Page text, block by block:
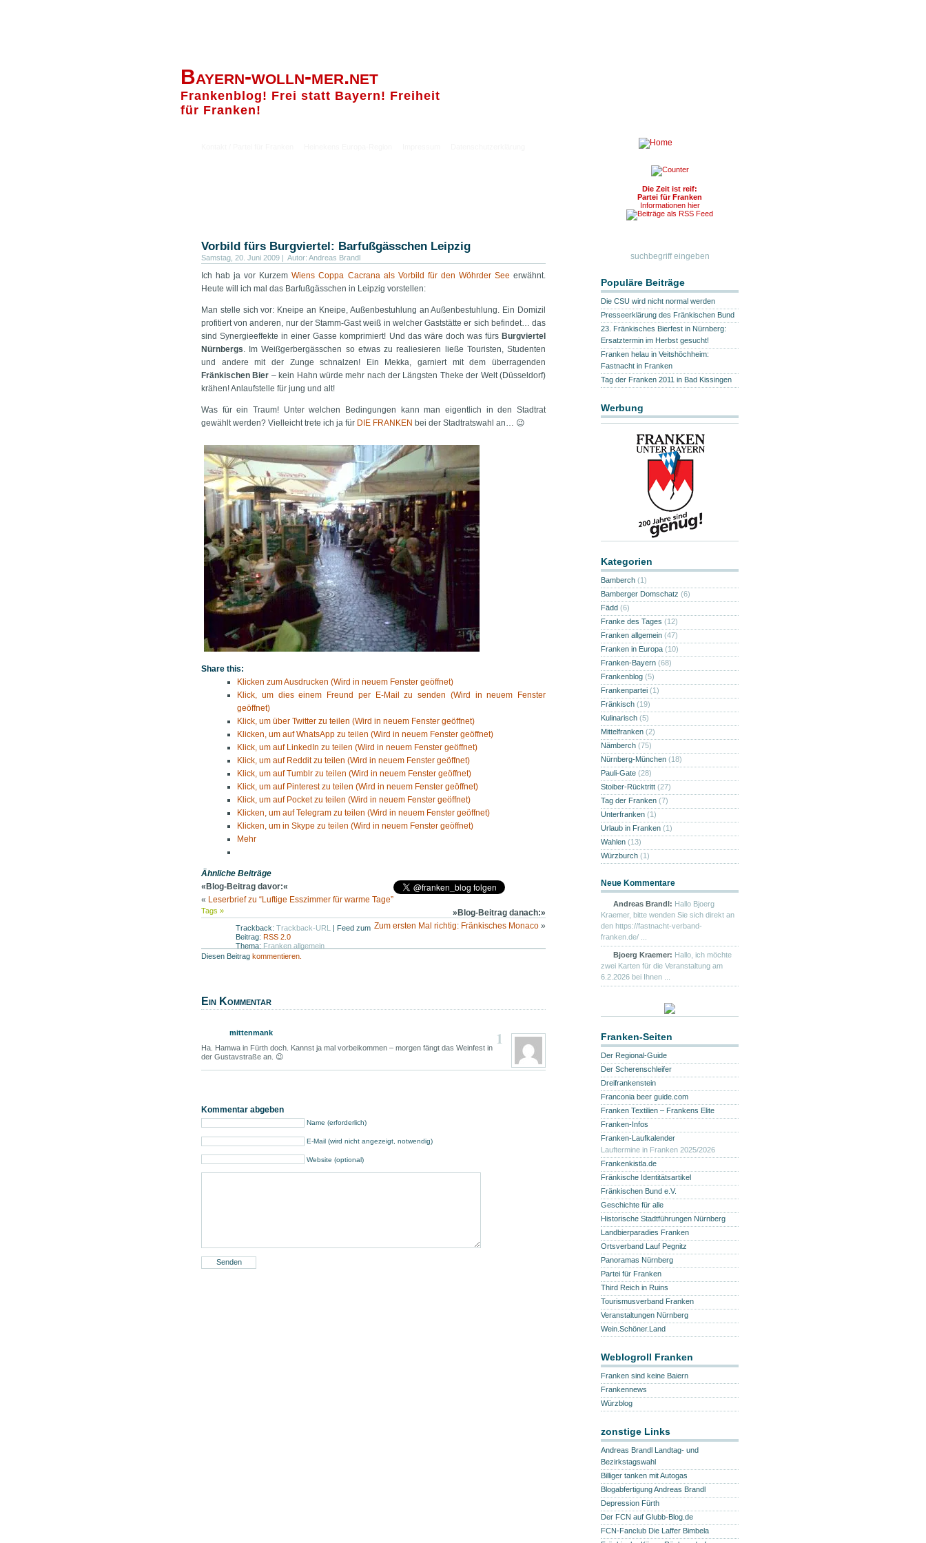
Bayern-wolln-mer.net
Frankenblog! Frei statt Bayern! Freiheit
für Franken!
Vorbild fürs Burgviertel: Barfußgässchen Leipzig
Samstag, 20. Juni 2009 | Autor: Andreas Brandl
Ich hab ja vor KurzemWiens Coppa Cacrana als Vorbild für den Wöhrder See erwähnt.
Heute will ich mal das Barfußgässchen in Leipzig vorstellen:
Man stelle sich vor: Kneipe an Kneipe, Außenbestuhlung an Außenbestuhlung. Ein Domizil
profitiert von anderen, nur der Stamm-Gast weiß in welcher Gaststätte er sich befindet… das
sind Synergieeffekte in einer Gasse komprimiert! Und das wäre doch was fürs Burgviertel
Nürnbergs. Im Weißgerbergässchen so etwas zu realiesieren ließe Touristen, Studenten
und andere mit der Zunge schnalzen! Ein Mekka, garniert mit dem überragenden
Fränkischen Bier – kein Hahn würde mehr nach der Längsten Theke der Welt (Düsseldorf)
krähen! Anlaufstelle für jung und alt!
Was für ein Traum! Unter welchen Bedingungen kann man eigentlich in den Stadtrat
gewählt werden? Vielleicht trete ich ja für DIE FRANKEN bei der Stadtratswahl an… 😉
Share this:
Klicken zum Ausdrucken (Wird in neuem Fenster geöffnet)
Klick, um dies einem Freund per E-Mail zu senden (Wird in neuem Fenster
geöffnet)
Klick, um über Twitter zu teilen (Wird in neuem Fenster geöffnet)
Klicken, um auf WhatsApp zu teilen (Wird in neuem Fenster geöffnet)
Klick, um auf LinkedIn zu teilen (Wird in neuem Fenster geöffnet)
Klick, um auf Reddit zu teilen (Wird in neuem Fenster geöffnet)
Klick, um auf Tumblr zu teilen (Wird in neuem Fenster geöffnet)
Klick, um auf Pinterest zu teilen (Wird in neuem Fenster geöffnet)
Klick, um auf Pocket zu teilen (Wird in neuem Fenster geöffnet)
Klicken, um auf Telegram zu teilen (Wird in neuem Fenster geöffnet)
Klicken, um in Skype zu teilen (Wird in neuem Fenster geöffnet)
Mehr
Ähnliche Beiträge
«Blog-Beitrag davor:«
« Leserbrief zu “Luftige Esszimmer für warme Tage”
»Blog-Beitrag danach:»
Zum ersten Mal richtig: Fränkisches Monaco »
Tags »
Trackback: Trackback-URL | Feed zum
Beitrag: RSS 2.0
Thema: Franken allgemein
Diesen Beitrag kommentieren.
Ein Kommentar
1
mittenmank
Ha. Hamwa in Fürth doch. Kannst ja mal vorbeikommen – morgen fängt das Weinfest in
der Gustavstraße an. 😉
Kommentar abgeben
Name (erforderlich)
E-Mail (wird nicht angezeigt, notwendig)
Website (optional)
Die Zeit ist reif:
Partei für Franken
Informationen hier
Populäre Beiträge
Die CSU wird nicht normal werden
Presseerklärung des Fränkischen Bund
23. Fränkisches Bierfest in Nürnberg:
Ersatztermin im Herbst gesucht!
Franken helau in Veitshöchheim:
Fastnacht in Franken
Tag der Franken 2011 in Bad Kissingen
Werbung
Kategorien
Bamberch (1)
Bamberger Domschatz (6)
Fädd (6)
Franke des Tages (12)
Franken allgemein (47)
Franken in Europa (10)
Franken-Bayern (68)
Frankenblog (5)
Frankenpartei (1)
Fränkisch (19)
Kulinarisch (5)
Mittelfranken (2)
Nämberch (75)
Nürnberg-München (18)
Pauli-Gate (28)
Stoiber-Rücktritt (27)
Tag der Franken (7)
Unterfranken (1)
Urlaub in Franken (1)
Wahlen (13)
Würzburch (1)
Neue Kommentare
Andreas Brandl: Hallo Bjoerg
Kraemer, bitte wenden Sie sich direkt an
den https://fastnacht-verband-
franken.de/ ...
Bjoerg Kraemer: Hallo, ich möchte
zwei Karten für die Veranstaltung am
6.2.2026 bei Ihnen ...
Franken-Seiten
Der Regional-Guide
Der Scherenschleifer
Dreifrankenstein
Franconia beer guide.com
Franken Textilien – Frankens Elite
Franken-Infos
Franken-Laufkalender
Lauftermine in Franken 2025/2026
Frankenkistla.de
Fränkische Identitätsartikel
Fränkischen Bund e.V.
Geschichte für alle
Historische Stadtführungen Nürnberg
Landbierparadies Franken
Ortsverband Lauf Pegnitz
Panoramas Nürnberg
Partei für Franken
Third Reich in Ruins
Tourismusverband Franken
Veranstaltungen Nürnberg
Wein.Schöner.Land
Weblogroll Franken
Franken sind keine Baiern
Frankennews
Würzblog
zonstige Links
Andreas Brandl Landtag- und
Bezirkstagswahl
Billiger tanken mit Autogas
Blogabfertigung Andreas Brandl
Depression Fürth
Der FCN auf Glubb-Blog.de
FCN-Fanclub Die Laffer Bimbela